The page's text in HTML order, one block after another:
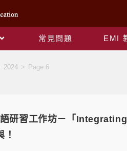
常見問題 EMI
2024 > Page 6
語研習工作坊－「